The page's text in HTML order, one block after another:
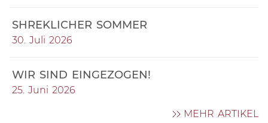
SHREKLICHER SOMMER
30. Juli 2026
WIR SIND EINGEZOGEN!
25. Juni 2026
MEHR ARTIKEL